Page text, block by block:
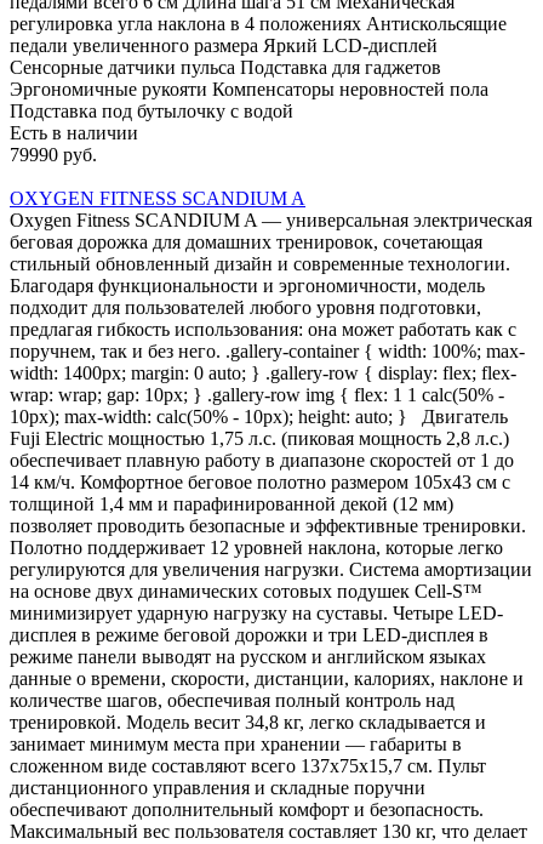
регулировка угла наклона в 4 положениях Антискольсящие
педали увеличенного размера Яркий LCD-дисплей
Сенсорные датчики пульса Подставка для гаджетов
Эргономичные рукояти Компенсаторы неровностей пола
Подставка под бутылочку с водой
Есть в наличии
79990 руб.
OXYGEN FITNESS SCANDIUM A
Oxygen Fitness SCANDIUM A — универсальная электрическая
беговая дорожка для домашних тренировок, сочетающая
стильный обновленный дизайн и современные технологии.
Благодаря функциональности и эргономичности, модель
подходит для пользователей любого уровня подготовки,
предлагая гибкость использования: она может работать как с
поручнем, так и без него. .gallery-container { width: 100%; max-
width: 1400px; margin: 0 auto; } .gallery-row { display: flex; flex-
wrap: wrap; gap: 10px; } .gallery-row img { flex: 1 1 calc(50% -
10px); max-width: calc(50% - 10px); height: auto; } Двигатель
Fuji Electric мощностью 1,75 л.с. (пиковая мощность 2,8 л.с.)
обеспечивает плавную работу в диапазоне скоростей от 1 до
14 км/ч. Комфортное беговое полотно размером 105х43 см с
толщиной 1,4 мм и парафинированной декой (12 мм)
позволяет проводить безопасные и эффективные тренировки.
Полотно поддерживает 12 уровней наклона, которые легко
регулируются для увеличения нагрузки. Система амортизации
на основе двух динамических сотовых подушек Cell-S™
минимизирует ударную нагрузку на суставы. Четыре LED-
дисплея в режиме беговой дорожки и три LED-дисплея в
режиме панели выводят на русском и английском языках
данные о времени, скорости, дистанции, калориях, наклоне и
количестве шагов, обеспечивая полный контроль над
тренировкой. Модель весит 34,8 кг, легко складывается и
занимает минимум места при хранении — габариты в
сложенном виде составляют всего 137х75х15,7 см. Пульт
дистанционного управления и складные поручни
обеспечивают дополнительный комфорт и безопасность.
Максимальный вес пользователя составляет 130 кг, что делает